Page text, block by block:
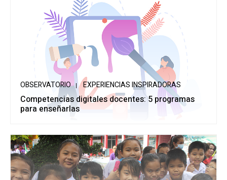
OBSERVATORIO EXPERIENCIAS INSPIRADORAS
Competencias digitales docentes: 5 programas
para enseñarlas